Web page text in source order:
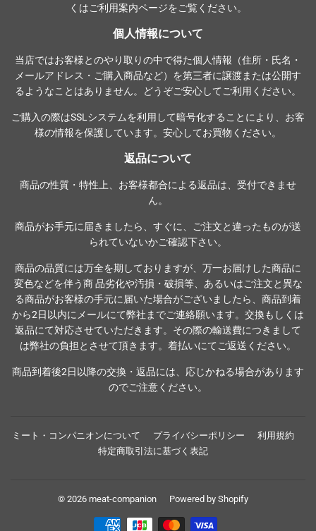
くはご利用案内ページをご覧ください。
個人情報について
当店ではお客様とのやり取りの中で得た個人情報（住所・氏名・
メールアドレス・ご購入商品など）を第三者に譲渡または公開す
るようなことはありません。どうぞご安心してご利用ください。
ご購入の際はSSLシステムを利用して暗号化することにより、お客
様の情報を保護しています。安心してお買物ください。
返品について
商品の性質・特性上、お客様都合による返品は、受付できませ
ん。
商品がお手元に届きましたら、すぐに、ご注文と違ったものが送
られていないかご確認下さい。
商品の品質には万全を期しておりますが、万一お届けした商品に
変色などを伴う商 品劣化や汚損・破損等、あるいはご注文と異な
る商品がお客様の手元に届いた場合がございましたら、商品到着
から2日以内にメールにて弊社までご連絡願います。交換もしくは
返品にて対応させていただきます。その際の輸送費につきまして
は弊社の負担とさせて頂きます。着払いにてご返送ください。
商品到着後2日以降の交換・返品には、応じかねる場合があります
のでご注意ください。
ミート・コンパニオンについて プライバシーポリシー
利用規約
特定商取引法に基づく表記
© 2026 meat-companion Powered by Shopify
お